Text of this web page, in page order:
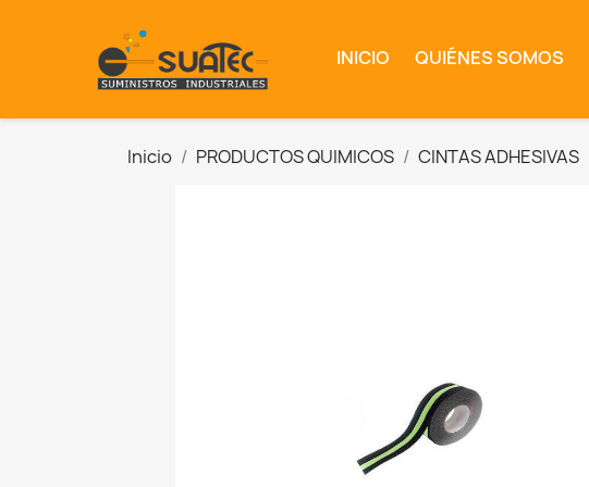
INICIO QUIÉNES SOMOS
Inicio PRODUCTOS QUIMICOS CINTAS ADHESIVAS